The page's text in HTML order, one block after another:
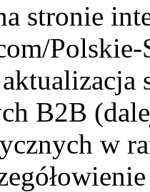
stronie
Polskie-
B2B
w